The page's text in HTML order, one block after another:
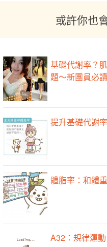
或許你也
基礎代謝率？
題～新團員必
提升基礎代謝
體脂率：和體
A32：規律運